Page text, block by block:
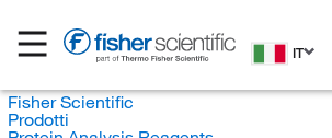
IT
Fisher Scientific
Prodotti